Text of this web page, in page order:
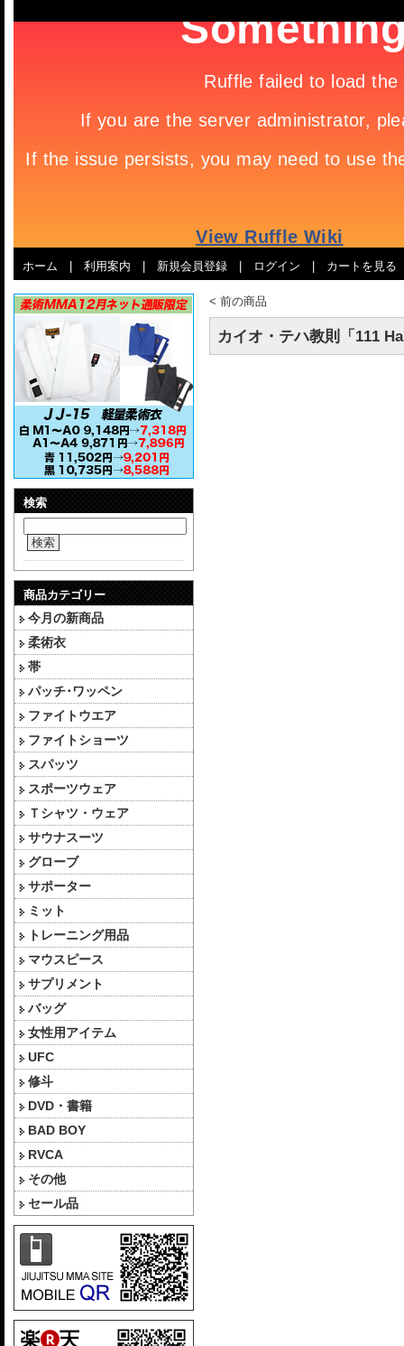
ホーム 利用案内 新規会員登録 ログイン カートを見る
検索
検索
商品カテゴリー
今月の新商品
柔術衣
帯
パッチ･ワッペン
ファイトウエア
ファイトショーツ
スパッツ
スポーツウェア
Ｔシャツ・ウェア
サウナスーツ
グローブ
サポーター
ミット
トレーニング用品
マウスピース
サプリメント
バッグ
女性用アイテム
UFC
修斗
DVD・書籍
BAD BOY
RVCA
その他
セール品
< 前の商品
カイオ・テハ教則「111